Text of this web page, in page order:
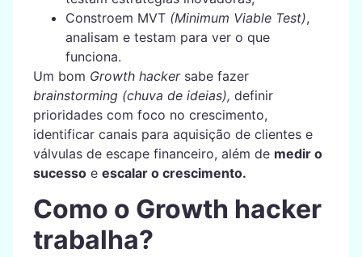
Constroem MVT (Minimum Viable Test),
analisam e testam para ver o que
funciona.
Um bom Growth hackersabe fazer
brainstorming (chuva de ideias), definir
prioridades com foco no crescimento,
identificar canais para aquisição de clientes e
válvulas de escape financeiro, além de medir o
sucessoe escalar o crescimento.
Como o Growth hacker
trabalha?